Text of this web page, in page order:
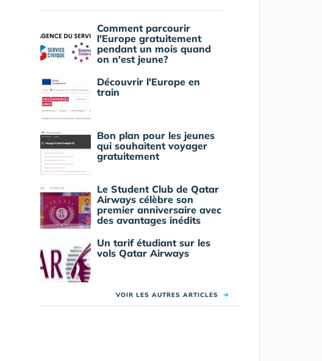
Comment parcourir
l'Europe gratuitement
pendant un mois quand
on n'est jeune?
Découvrir l'Europe en
train
Bon plan pour les jeunes
qui souhaitent voyager
gratuitement
Le Student Club de Qatar
Airways célèbre son
premier anniversaire avec
des avantages inédits
Un tarif étudiant sur les
vols Qatar Airways
VOIR LES AUTRES ARTICLES ➜